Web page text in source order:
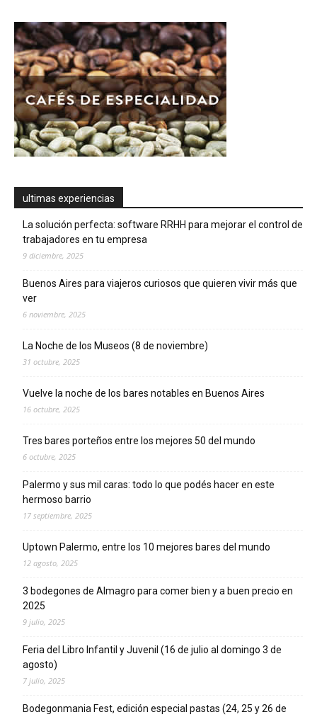
ultimas experiencias
La solución perfecta: software RRHH para mejorar el control de
trabajadores en tu empresa
9 diciembre, 2025
Buenos Aires para viajeros curiosos que quieren vivir más que
ver
6 noviembre, 2025
La Noche de los Museos (8 de noviembre)
31 octubre, 2025
Vuelve la noche de los bares notables en Buenos Aires
16 octubre, 2025
Tres bares porteños entre los mejores 50 del mundo
6 octubre, 2025
Palermo y sus mil caras: todo lo que podés hacer en este
hermoso barrio
17 septiembre, 2025
Uptown Palermo, entre los 10 mejores bares del mundo
12 agosto, 2025
3 bodegones de Almagro para comer bien y a buen precio en
2025
9 julio, 2025
Feria del Libro Infantil y Juvenil (16 de julio al domingo 3 de
agosto)
7 julio, 2025
Bodegonmania Fest, edición especial pastas (24, 25 y 26 de